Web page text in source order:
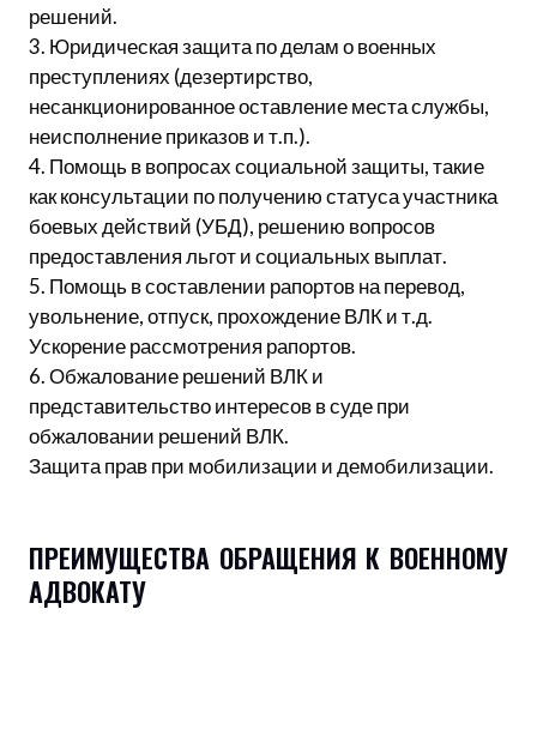
решений.
3. Юридическая защита по делам о военных
преступлениях (дезертирство,
несанкционированное оставление места службы,
неисполнение приказов и т.п.).
4. Помощь в вопросах социальной защиты, такие
как консультации по получению статуса участника
боевых действий (УБД), решению вопросов
предоставления льгот и социальных выплат.
5. Помощь в составлении рапортов на перевод,
увольнение, отпуск, прохождение ВЛК и т.д.
Ускорение рассмотрения рапортов.
6. Обжалование решений ВЛК и
представительство интересов в суде при
обжаловании решений ВЛК.
Защита прав при мобилизации и демобилизации.
ПРЕИМУЩЕСТВА ОБРАЩЕНИЯ К ВОЕННОМУ
АДВОКАТУ